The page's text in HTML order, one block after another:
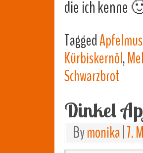
die ich kenne
TaggedApfelmus
Kürbiskernöl,
Schwarzbrot
Dinkel
Bymonika 7.